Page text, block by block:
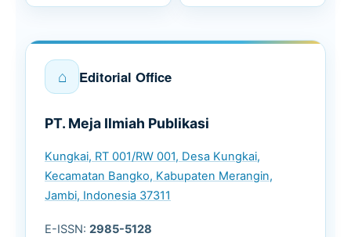
⌂ Editorial Office
PT. Meja Ilmiah Publikasi
Kungkai, RT 001/RW 001, Desa Kungkai,
Kecamatan Bangko, Kabupaten Merangin,
Jambi, Indonesia 37311
E-ISSN: 2985-5128